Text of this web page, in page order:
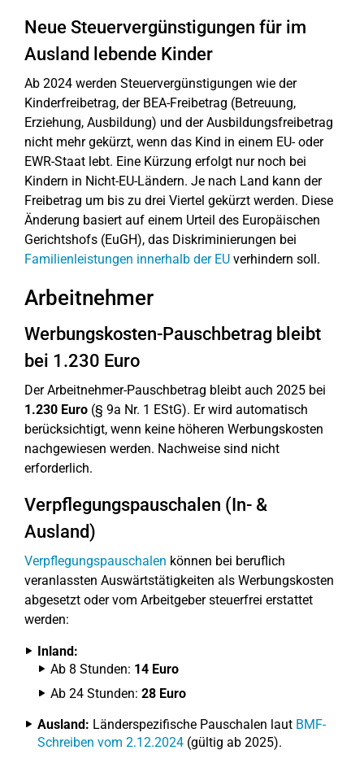
Neue Steuervergünstigungen für im
Ausland lebende Kinder
Ab 2024 werden Steuervergünstigungen wie der
Kinderfreibetrag, der BEA-Freibetrag (Betreuung,
Erziehung, Ausbildung) und der Ausbildungsfreibetrag
nicht mehr gekürzt, wenn das Kind in einem EU- oder
EWR-Staat lebt. Eine Kürzung erfolgt nur noch bei
Kindern in Nicht-EU-Ländern. Je nach Land kann der
Freibetrag um bis zu drei Viertel gekürzt werden. Diese
Änderung basiert auf einem Urteil des Europäischen
Gerichtshofs (EuGH), das Diskriminierungen bei
Familienleistungen innerhalb der EU verhindern soll.
Arbeitnehmer
Werbungskosten-Pauschbetrag bleibt
bei 1.230 Euro
Der Arbeitnehmer-Pauschbetrag bleibt auch 2025 bei
1.230 Euro (§ 9a Nr. 1 EStG). Er wird automatisch
berücksichtigt, wenn keine höheren Werbungskosten
nachgewiesen werden. Nachweise sind nicht
erforderlich.
Verpflegungspauschalen (In- &
Ausland)
Verpflegungspauschalen können bei beruflich
veranlassten Auswärtstätigkeiten als Werbungskosten
abgesetzt oder vom Arbeitgeber steuerfrei erstattet
werden:
Inland:
Ab 8 Stunden: 14 Euro
Ab 24 Stunden: 28 Euro
Ausland: Länderspezifische Pauschalen laut BMF-
Schreiben vom 2.12.2024 (gültig ab 2025).